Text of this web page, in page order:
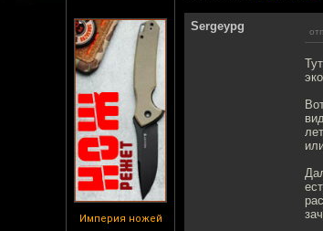
Империя ножей
Sergeypg